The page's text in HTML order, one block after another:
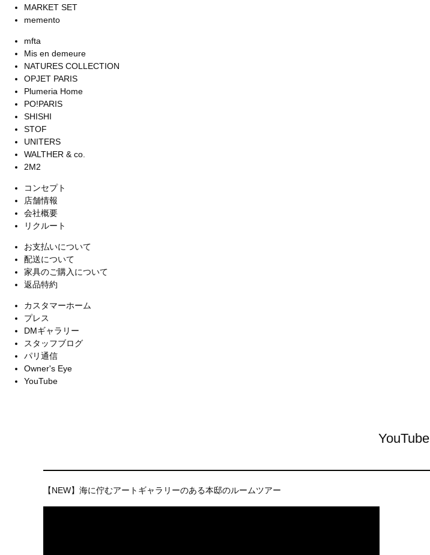
MARKET SET
memento
mfta
Mis en demeure
NATURES COLLECTION
OPJET PARIS
Plumeria Home
PO!PARIS
SHISHI
STOF
UNITERS
WALTHER & co.
2M2
コンセプト
店舗情報
会社概要
リクルート
お支払いについて
配送について
家具のご購入について
返品特約
カスタマーホーム
プレス
DMギャラリー
スタッフブログ
パリ通信
Owner's Eye
YouTube
YouTube
【NEW】海に佇むアートギャラリーのある本邸のルームツアー